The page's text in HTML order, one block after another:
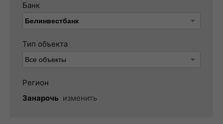
Банк
Тип объекта
Регион
Занарочь изменить